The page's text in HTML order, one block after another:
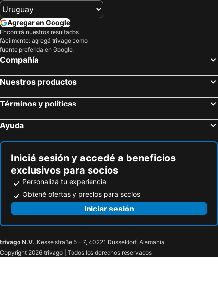
Aeropuerto Internacional Las Américas
Fortaleza Ozama
Columbus Palace
Paseos en caballo
Piantini
Agregar en Google
Encontrá nuestros resultados
fácilmente: agregá trivago como
fuente preferida en Google.
Compañía
Nuestros productos
Términos y políticas
Ayuda
Iniciá sesión y accedé a beneficios
exclusivos para socios
Personalizá tu experiencia
Obtené ofertas y precios para socios
Iniciar sesión
trivago N.V., Kesselstraße 5 – 7, 40221 Düsseldorf, Alemania
Copyright 2026 trivago | Todos los derechos reservados